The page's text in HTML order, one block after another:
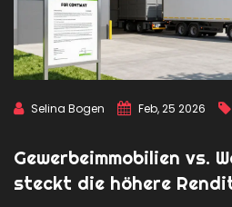
Selina Bogen Feb, 25 2026
Gewerbeimmobilien vs.
steckt die höhere